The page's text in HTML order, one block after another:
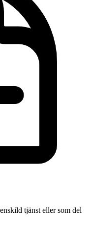
tjänst eller som del